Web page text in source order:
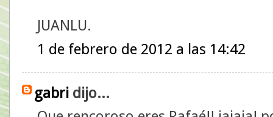
JUANLU.
1 de febrero de 2012 a las 14:42
gabri dijo...